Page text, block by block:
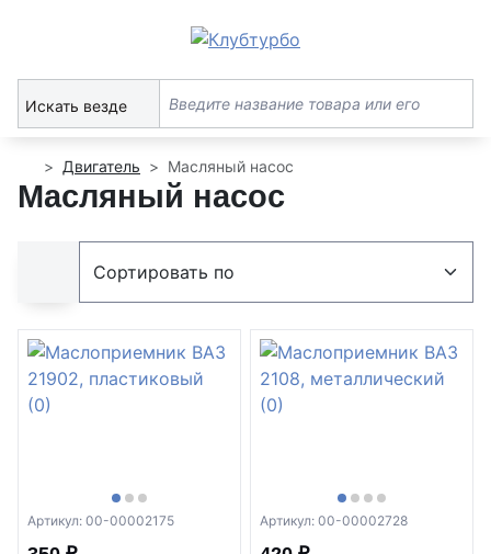
Искать везде
Двигатель Масляный насос
Масляный насос
Артикул: 00-00002175 Артикул: 00-00002728